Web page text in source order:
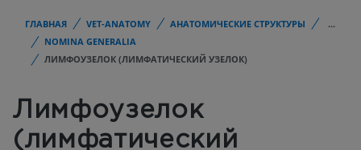
ГЛАВНАЯ VET-ANATOMY АНАТОМИЧЕСКИЕ СТРУКТУРЫ
...
NOMINA GENERALIA
ЛИМФОУЗЕЛОК (ЛИМФАТИЧЕСКИЙ УЗЕЛОК)
Лимфоузелок
(лимфатический